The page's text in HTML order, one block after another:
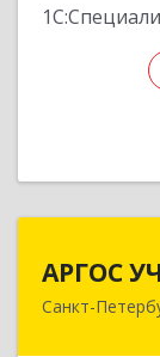
АРГОС
Санкт-196191,